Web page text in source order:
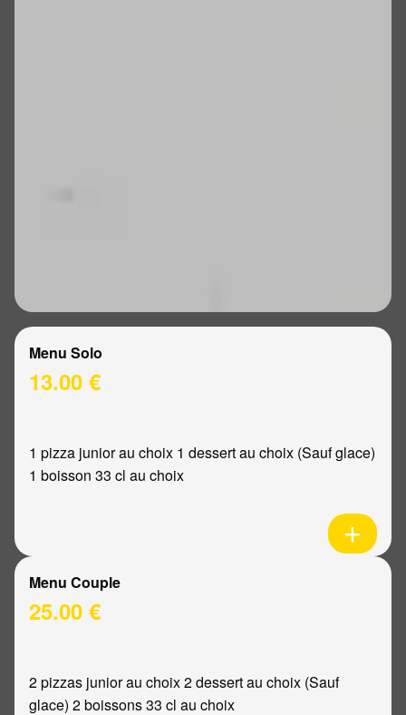
Menu Solo
13.00 €
1 pizza junior au choix 1 dessert au choix (Sauf glace)
1 boisson 33 cl au choix
Menu Couple
25.00 €
2 pizzas junior au choix 2 dessert au choix (Sauf
glace) 2 boissons 33 cl au choix